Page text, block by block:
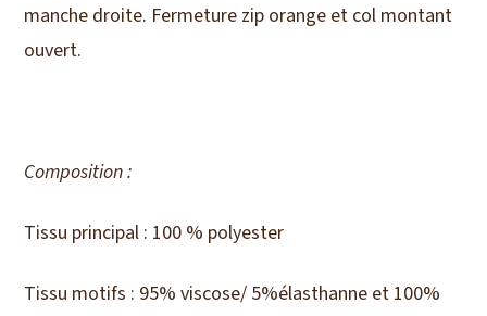
manche droite. Fermeture zip orange et col montant
ouvert.
Composition :
Tissu principal : 100 % polyester
Tissu motifs : 95% viscose/ 5%élasthanne et 100%